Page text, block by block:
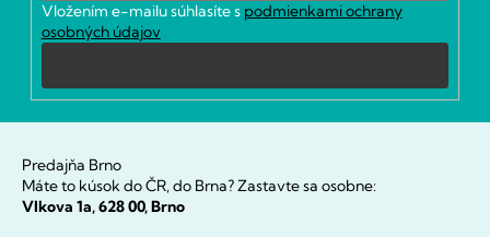
Vložením e-mailu súhlasíte s podmienkami ochrany
osobných údajov
sa
Predajňa Brno
Máte to kúsok do ČR, do Brna? Zastavte sa osobne:
Vlkova 1a, 628 00, Brno